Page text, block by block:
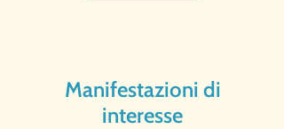
Manifestazioni di
interesse